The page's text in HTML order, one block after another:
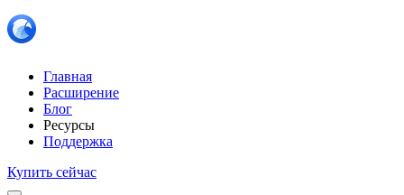
Главная
Расширение
Блог
Ресурсы
Поддержка
Купить сейчас